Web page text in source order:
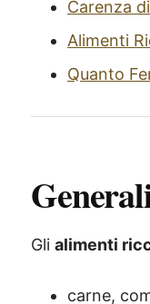
Carenza
Alimenti
Quanto
Gli alimenti
carne,